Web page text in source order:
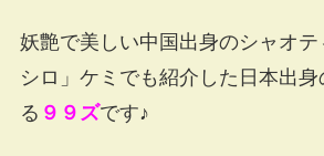
妖艶で美しい中国出身のシャオテ
シロ」ケミでも紹介した日本出
る ９９ズです♪